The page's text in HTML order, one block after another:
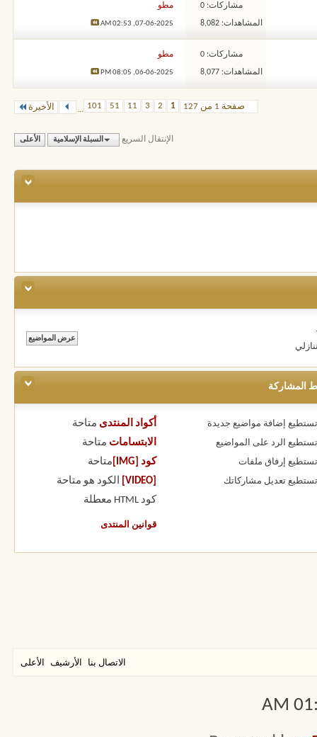
مشاركات: 0
المشاهدات: 8,082
مطو
07-06-2025,
02:53 AM
مشاركات: 0
المشاهدات: 8,077
مطو
06-06-2025,
08:05 PM
صفحة 1 من 127 1
2
3
11
51
101
... الأخيرة
الإنتقال السريع السبلة الإسلامية الأعلى
المشاركة
تستطيع إضافة مواضيع جديدة
تستطيع الرد على المواضيع
تستطيع إرفاق ملفات
تستطيع تعديل مشاركاتك
أكواد المنتدى متاحة
الابتسامات متاحة
كود [IMG]
متاحة
الكود هو متاحة
كود HTML
معطلة
قوانين المنتدى
الاتصال بنا الأرشيف الأعلى